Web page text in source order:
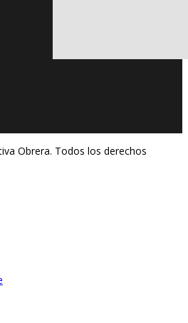
Obrera. Todos los derechos